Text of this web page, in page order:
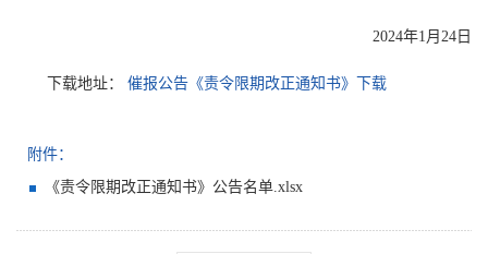
2024年1月24日
下载地址： 催报公告《责令限期改正通知书》下载
附件：
《责令限期改正通知书》公告名单.xlsx